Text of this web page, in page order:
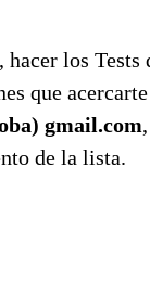
hacer los
que
gmail.com
de la lista.